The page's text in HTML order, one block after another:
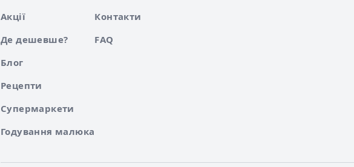
Акції
Де дешевше?
Блог
Рецепти
Супермаркети
Годування малюка
Контакти
FAQ